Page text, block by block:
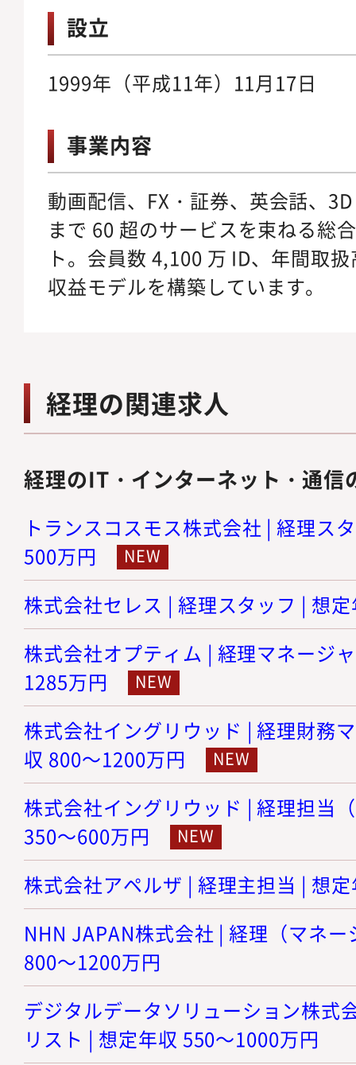
設立
1999年（平成11年）11月17日
事業内容
動画配信、FX・証券、英会話、
まで 60 超のサービスを束ねる総
ト。会員数 4,100 万 ID、年間取
収益モデルを構築しています。
経理の関連求人
経理のIT・インターネット・通信
トランスコスモス株式会社 | 経理ス
500万円
株式会社セレス | 経理スタッフ | 想
株式会社オプティム | 経理マネージ
1285万円
株式会社イングリウッド | 経理財務
収 800～1200万円
株式会社イングリウッド | 経理担当
350～600万円
株式会社アペルザ | 経理主担当 | 想
NHN JAPAN株式会社 | 経理（マネ
800～1200万円
デジタルデータソリューション株式
リスト | 想定年収 550～1000万円